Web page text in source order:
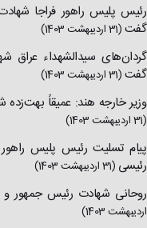
رئیس پلیس راهور فراجا
گفت(31 اردیبهشت 1403)
گردان‌های سیدالشهداء عراق
گفت(31 اردیبهشت 1403)
وزیر خارجه هند: عمیقاً بهت‌زده
(31 اردیبهشت 1403)
پیام تسلیت رئیس پلیس
رئیسی (31 اردیبهشت 1403)
روحانی شهادت رئیس جمهور
اردیبهشت 1403)